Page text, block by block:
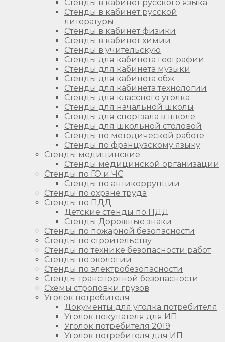
Стенды в кабинет русского языка
Стенды в кабинет русской
литературы
Стенды в кабинет физики
Стенды в кабинет химии
Стенды в учительскую
Стенды для кабинета географии
Стенды для кабинета музыки
Стенды для кабинета обж
Стенды для кабинета технологии
Стенды для классного уголка
Стенды для начальной школы
Стенды для спортзала в школе
Стенды для школьной столовой
Стенды по методической работе
Стенды по французскому языку
Стенды медицинские
Стенды медицинской организации
Стенды по ГО и ЧС
Стенды по антикоррупции
Стенды по охране труда
Стенды по ПДД
Детские стенды по ПДД
Стенды Дорожные знаки
Стенды по пожарной безопасности
Стенды по строительству
Стенды по технике безопасности работ
Стенды по экологии
Стенды по электробезопасности
Стенды транспортной безопасности
Схемы строповки грузов
Уголок потребителя
Документы для уголка потребителя
Уголок покупателя для ИП
Уголок потребителя 2019
Уголок потребителя для ИП